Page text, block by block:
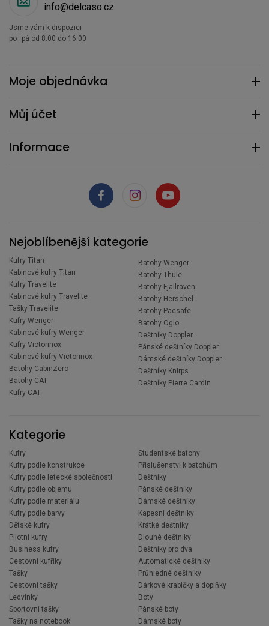
Moje objednávka
Můj účet
Informace
info@delcaso.cz
Jsme vám k dispozici
po–pá od 8:00 do 16:00
Nejoblíbenější kategorie
Kufry Titan
Kabinové kufry Titan
Kufry Travelite
Kabinové kufry Travelite
Tašky Travelite
Kufry Wenger
Kabinové kufry Wenger
Kufry Victorinox
Kabinové kufry Victorinox
Batohy CabinZero
Batohy CAT
Kufry CAT
Batohy Wenger
Batohy Thule
Batohy Fjallraven
Batohy Herschel
Batohy Pacsafe
Batohy Ogio
Deštníky Doppler
Pánské deštníky Doppler
Dámské deštníky Doppler
Deštníky Knirps
Deštníky Pierre Cardin
Kategorie
Kufry
Kufry podle konstrukce
Kufry podle letecké společnosti
Kufry podle objemu
Kufry podle materiálu
Kufry podle barvy
Dětské kufry
Pilotní kufry
Business kufry
Cestovní kufříky
Tašky
Cestovní tašky
Ledvinky
Sportovní tašky
Tašky na notebook
Studentské batohy
Příslušenství k batohům
Deštníky
Pánské deštníky
Dámské deštníky
Kapesní deštníky
Krátké deštníky
Dlouhé deštníky
Deštníky pro dva
Automatické deštníky
Průhledné deštníky
Dárkové krabičky a doplňky
Boty
Pánské boty
Dámské boty